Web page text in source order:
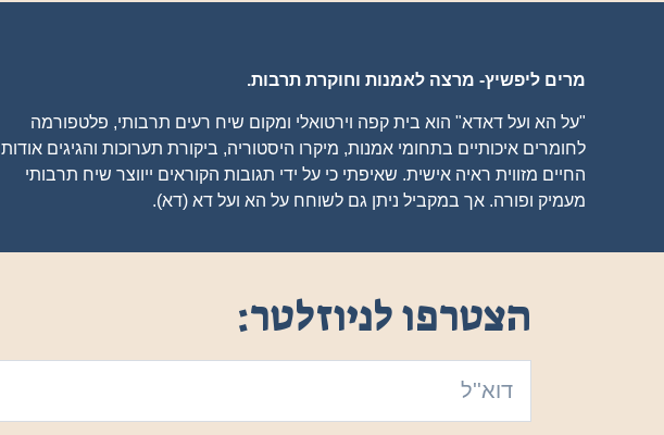
מרים ליפשיץ- מרצה לאמנות וחוקרת תרבות.
"על הא ועל דאדא" הוא בית קפה וירטואלי ומקום שיח רעים תרבותי, פלטפורמה
לחומרים איכותיים בתחומי אמנות, מיקרו היסטוריה, ביקורת תערוכות והגיגים אודות
החיים מזווית ראיה אישית. שאיפתי כי על ידי תגובות הקוראים ייווצר שיח תרבותי
מעמיק ופורה. אך במקביל ניתן גם לשוחח על הא ועל דא (דא).
הצטרפו לניוזלטר: